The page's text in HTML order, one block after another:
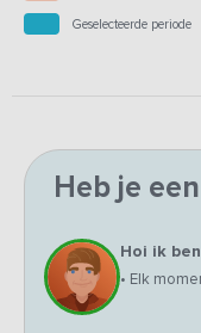
Geselecteerde periode
Heb je
Hoi ik
• Elk